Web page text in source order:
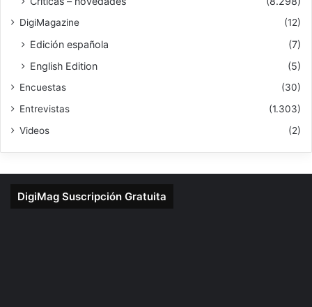
DigiMagazine (12)
Edición española
(7)
English Edition
(5)
Encuestas
(30)
Entrevistas
(1.303)
Videos
(2)
DigiMag Suscripción Gratuita